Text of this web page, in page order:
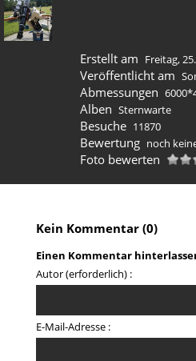
Erstellt am Freitag,
Veröffentlicht am
Abmessungen
Alben Sternwarte
Besuche 11870
Bewertung noch
Foto bewerten
Kein Kommentar (0)
Einen Kommentar
Autor (erforderlich) :
E-Mail-Adresse :